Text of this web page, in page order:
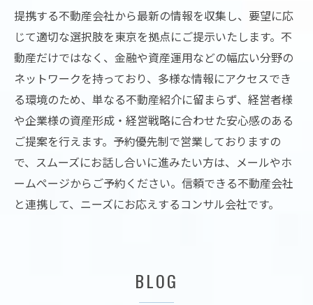
提携する不動産会社から最新の情報を収集し、要望に応
じて適切な選択肢を東京を拠点にご提示いたします。不
動産だけではなく、金融や資産運用などの幅広い分野の
ネットワークを持っており、多様な情報にアクセスでき
る環境のため、単なる不動産紹介に留まらず、経営者様
や企業様の資産形成・経営戦略に合わせた安心感のある
ご提案を行えます。予約優先制で営業しておりますの
で、スムーズにお話し合いに進みたい方は、メールやホ
ームページからご予約ください。信頼できる不動産会社
と連携して、ニーズにお応えするコンサル会社です。
BLOG